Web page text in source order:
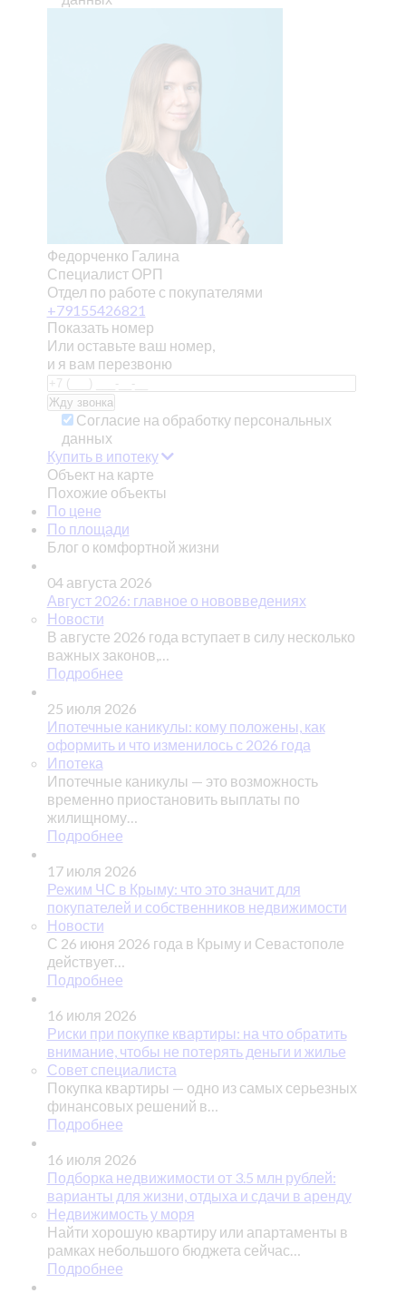
Федорченко Галина
Специалист ОРП
Отдел по работе с покупателями
+79155426821
Показать номер
Или оставьте ваш номер,
и я вам перезвоню
Согласие на обработку персональных
данных
Купить в ипотеку
Объект на карте
Похожие объекты
По цене
По площади
Блог о комфортной жизни
04 августа 2026
Август 2026: главное о нововведениях
Новости
В августе 2026 года вступает в силу несколько
важных законов,…
Подробнее
25 июля 2026
Ипотечные каникулы: кому положены, как
оформить и что изменилось с 2026 года
Ипотека
Ипотечные каникулы — это возможность
временно приостановить выплаты по
жилищному…
Подробнее
17 июля 2026
Режим ЧС в Крыму: что это значит для
покупателей и собственников недвижимости
Новости
С 26 июня 2026 года в Крыму и Севастополе
действует…
Подробнее
16 июля 2026
Риски при покупке квартиры: на что обратить
внимание, чтобы не потерять деньги и жилье
Совет специалиста
Покупка квартиры — одно из самых серьезных
финансовых решений в…
Подробнее
16 июля 2026
Подборка недвижимости от 3.5 млн рублей:
варианты для жизни, отдыха и сдачи в аренду
Недвижимость у моря
Найти хорошую квартиру или апартаменты в
рамках небольшого бюджета сейчас…
Подробнее